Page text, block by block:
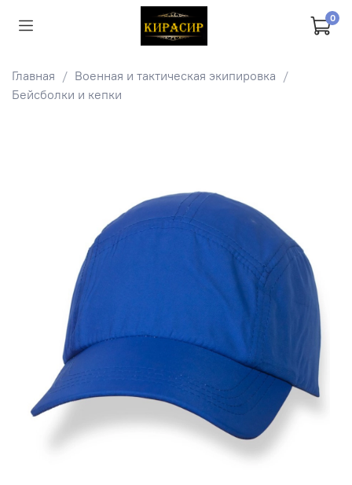
0
Главная
Военная и тактическая экипировка
Бейсболки и кепки